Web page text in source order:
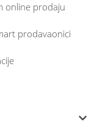
online prodaju
prodavaonici